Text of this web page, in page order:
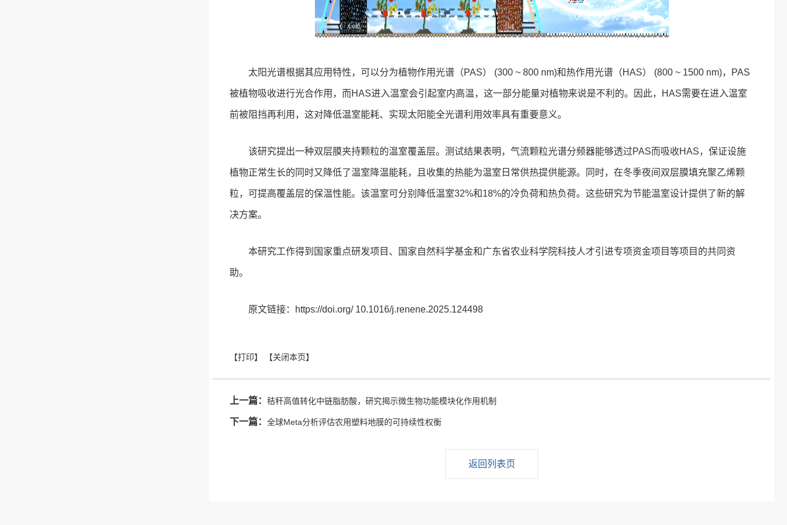
太阳光谱根据其应用特性，可以分为植物作用光谱（PAS） (300 ~ 800 nm)和热作用光谱（HAS） (800 ~ 1500 nm)，PAS
被植物吸收进行光合作用，而HAS进入温室会引起室内高温，这一部分能量对植物来说是不利的。因此，HAS需要在进入温室
前被阻挡再利用，这对降低温室能耗、实现太阳能全光谱利用效率具有重要意义。
该研究提出一种双层膜夹持颗粒的温室覆盖层。测试结果表明，气流颗粒光谱分频器能够透过PAS而吸收HAS，保证设施
植物正常生长的同时又降低了温室降温能耗，且收集的热能为温室日常供热提供能源。同时，在冬季夜间双层膜填充聚乙烯颗
粒，可提高覆盖层的保温性能。该温室可分别降低温室32%和18%的冷负荷和热负荷。这些研究为节能温室设计提供了新的解
决方案。
本研究工作得到国家重点研发项目、国家自然科学基金和广东省农业科学院科技人才引进专项资金项目等项目的共同资
助。
原文链接：https://doi.org/ 10.1016/j.renene.2025.124498
上一篇： 秸秆高值转化中链脂肪酸，研究揭示微生物功能模块化作用机制
下一篇： 全球Meta分析评估农用塑料地膜的可持续性权衡
返回列表页